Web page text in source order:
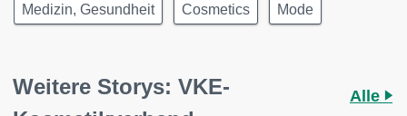
Medizin, Gesundheit Cosmetics Mode
Weitere Storys: VKE-
Alle